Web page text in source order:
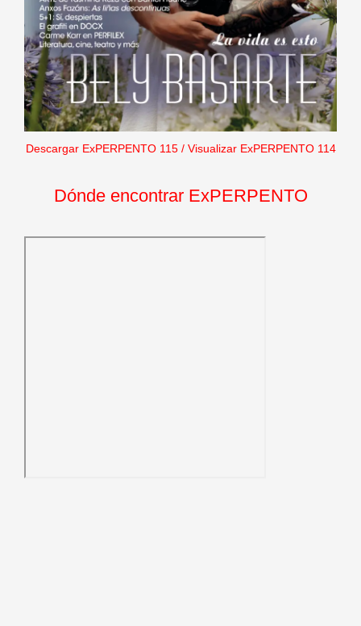
Descargar ExPERPENTO 115/ Visualizar ExPERPENTO 114
Dónde encontrar ExPERPENTO